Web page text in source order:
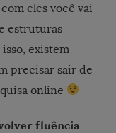
eles você vai
estruturas
existem
precisar sair de
online
fluência